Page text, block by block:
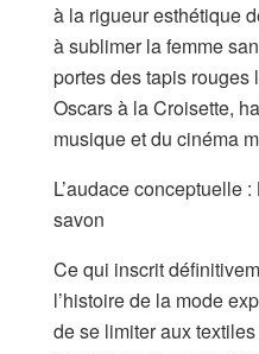
à la rigueur esthétique
à sublimer la femme
portes des tapis
Oscars à la Croisette,
musique et du cinéma
L’audace conceptuelle
savon
Ce qui inscrit
l’histoire de la mode
de se limiter aux